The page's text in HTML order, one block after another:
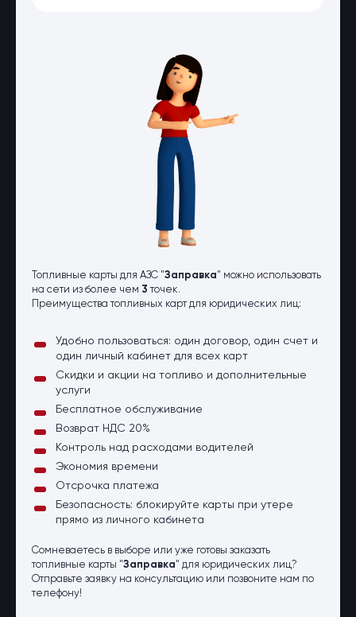
Топливные карты для АЗС "Заправка" можно использовать
на сети из более чем 3 точек.
Преимущества топливных карт для юридических лиц:
Удобно пользоваться: один договор, один счет и
один личный кабинет для всех карт
Скидки и акции на топливо и дополнительные
услуги
Бесплатное обслуживание
Возврат НДС 20%
Контроль над расходами водителей
Экономия времени
Отсрочка платежа
Безопасность: блокируйте карты при утере
прямо из личного кабинета
Сомневаетесь в выборе или уже готовы заказать
топливные карты "Заправка" для юридических лиц?
Отправьте заявку на консультацию или позвоните нам по
телефону!
Страхование физических лиц
Страхование юридических лиц
Страховые компании
Электронные перевозочные